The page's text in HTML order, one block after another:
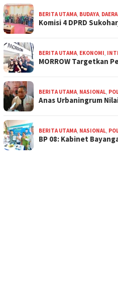
BERITA UTAMA, BUDAYA,
Komisi 4 DPRD
BERITA UTAMA, EKONOMI,
MORROW Targetkan
BERITA UTAMA, NASIONAL,
Anas Urbaningrum
BERITA UTAMA, NASIONAL,
BP 08: Kabinet